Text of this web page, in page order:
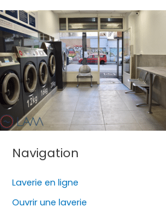
Navigation
Laverie en ligne
Ouvrir une laverie